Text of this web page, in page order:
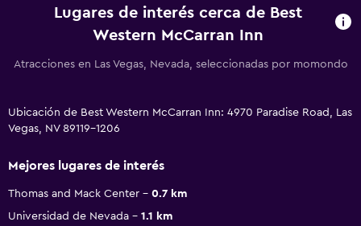
Lugares de interés cerca de Best
Western McCarran Inn
Atracciones en Las Vegas, Nevada, seleccionadas por momondo
Ubicación de Best Western McCarran Inn: 4970 Paradise Road, Las
Vegas, NV 89119-1206
Mejores lugares de interés
Thomas and Mack Center
0.7 km
Universidad de Nevada
1.1 km